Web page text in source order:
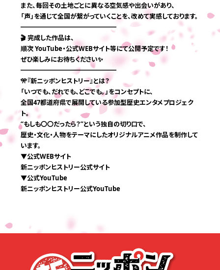
また、毎回その土地ごとに異なる空気感や出会いがあり、
「声」を通じて全国が繋がっていくことを、改めて実感しております。
━━━━━━━━━━━━━━━
🎬 完成した作品は、
順次 YouTube・公式WEBサイト等にて公開予定です！
ぜひ楽しみにお待ちください✨
━━━━━━━━━━━━━━━
🎌『新ニッポンヒストリー』とは？
「いつでも、だれでも、どこでも。」をコンセプトに、
全国47都道府県で展開している参加型歴史エンタメプロジェク
ト。
“もしも〇〇だったら？”という独自の切り口で、
歴史・文化・人物をテーマにしたオリジナルアニメ作品を制作して
います。
▼公式WEBサイト
新ニッポンヒストリー公式サイト
▼公式YouTube
新ニッポンヒストリー公式YouTube